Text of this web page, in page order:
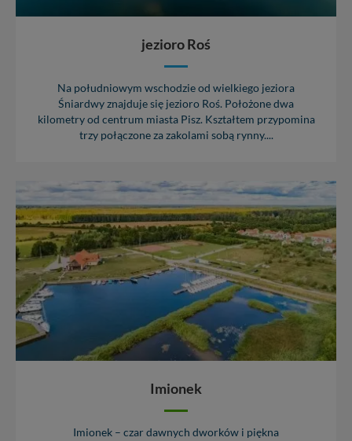
jezioro Roś
Na południowym wschodzie od wielkiego jeziora
Śniardwy znajduje się jezioro Roś. Położone dwa
kilometry od centrum miasta Pisz. Kształtem przypomina
trzy połączone za zakolami sobą rynny....
Imionek
Imionek – czar dawnych dworków i piękna
zmieniać zakresu naszych uprawnień. Twoje dane są u
intencji, zawsze możesz wycofać swoją zgodę. Więcej
informacji uzyskach w naszejPolityce Prywatności
Klikając znak X lub przycisk PRZEJDŹ DO SERWISU
wyrażasz zgodę na przetwarzanie Twoich danych.
Nasz serwis nie wykorzystuje oraz nie udostępnia
Twoich danych innym podmiotom oraz osobom
danych z formularza kontaktowego, przekazanie danych
w przypadku rezerwacji usług typu: nocleg, czartery,
itp). Więcej informacji o zasadach i funkcjonalności
serwisu wRegulaminie Serwisu .
Administratorem Twoich danych jest: Agencja
Reklamowa Kreacja Monika Borkowska, z siedzibą ul.
Wiejska 17, 11-500 Giżycko. Możesz z nami
skontaktować się za pośrednictwem tej
strony.
W każdej chwili możesz: zażądać dostępu do swoich
danych, zażądać ich poprawienia lub usunięcia,
zawsze jest możliwe techniczne zrealizowanie Twoich
tych plików - w pewnych przypadkach nie możemy tego